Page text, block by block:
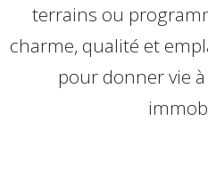
terrains ou
charme, qualité et
pour donner vie